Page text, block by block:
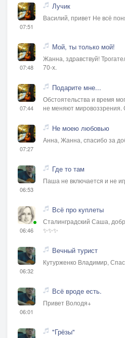
07:51
Лучик
Василий, привет Не всё
07:48
Мой, ты только мой!
Жанна, здравствуй!
70-х.
07:44
Подарите мне...
Обстоятельства и время
не меняют
07:27
Не моею любовью
Анна, Жанна, спасибо за
06:53
Где то там
Паша не включается и не
06:46
Всё про куплеты
Сталинградский Саша,
✨✨✨
06:32
Вечный турист
Кутурженко Владимир,
06:01
Всё вроде есть.
Привет Володя+
"Грёзы"